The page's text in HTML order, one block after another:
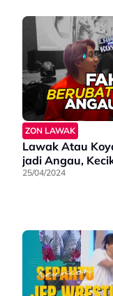
ZON LAWAK
Lawak Atau
jadi Angau,
25/04/2024